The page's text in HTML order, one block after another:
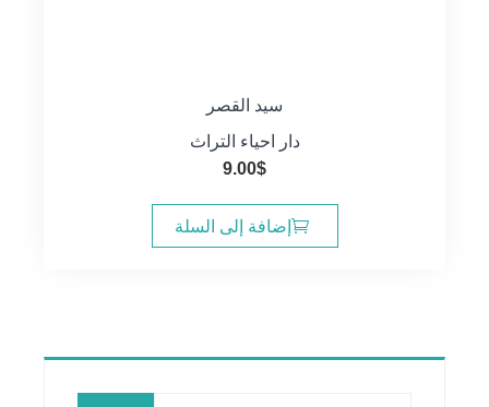
سيد القصر
دار احياء التراث
9.00$
إضافة إلى السلة